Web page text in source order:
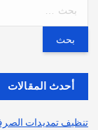
ح
ن
أحدث المقالات
تنظيف تمديدات الصرف